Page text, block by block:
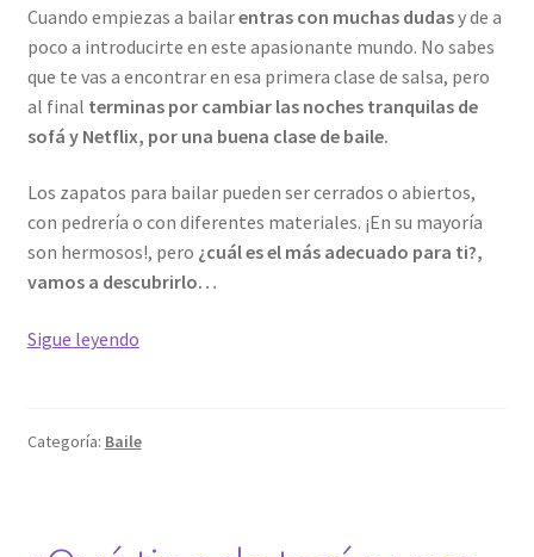
Cuando empiezas a bailarentras con muchas dudasy de a
poco a introducirte en este apasionante mundo. No sabes
que te vas a encontrar en esa primera clase de salsa, pero
al final terminas por cambiar las noches tranquilas de
sofá y Netflix, por una buena clase de baile.
Los zapatos para bailar pueden ser cerrados o abiertos,
con pedrería o con diferentes materiales. ¡En su mayoría
son hermosos!, pero ¿cuál es el más adecuado para ti?,
vamos a descubrirlo…
Sigue leyendoCómo
zapatos
Categoría: Baile